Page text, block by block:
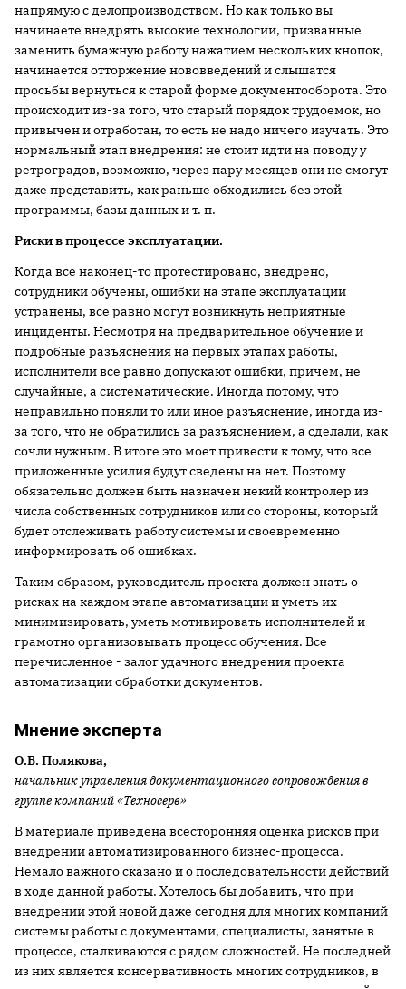
напрямую с делопроизводством. Но как только вы
начинаете внедрять высокие технологии, при­званные
заменить бумажную работу нажатием нескольких кнопок,
начинается отторжение нововведений и слышатся
просьбы вернуться к старой форме документооборота. Это
происходит из-за того, что старый порядок трудоемок, но
привычен и отработан, то есть не надо ничего изучать. Это
нормальный этап внедрения: не стоит идти на поводу у
ретроградов, возможно, через пару месяцев они не смогут
даже представить, как раньше обходились без этой
программы, базы данных и т. п.
Риски в процессе эксплуатации.
Когда все наконец-то протестировано, внедрено,
сотрудники обучены, ошибки на этапе эксплуатации
устранены, все равно могут возникнуть неприятные
инциденты. Несмотря на предварительное обучение и
подробные разъяснения на первых этапах работы,
исполнители все равно допускают ошибки, причем, не
случайные, а систематические. Иногда потому, что
неправильно поняли то или иное разъяснение, иногда из-
за того, что не обратились за разъяснением, а сделали, как
сочли нужным. В итоге это мо­ет привести к тому, что все
приложенные усилия будут сведены на нет. Поэтому
обяза­тельно должен быть назначен некий контролер из
числа собственных сотрудников или со стороны, который
будет отслеживать работу системы и своевременно
информиро­вать об ошибках.
Таким образом, руководитель проекта должен знать о
рисках на каждом этапе автоматизации и уметь их
минимизировать, уметь мотивировать исполнителей и
грамотно организовывать процесс обучения. Все
перечисленное - залог удачного внедрения проекта
автоматизации обработки документов.
Мнение эксперта
О.Б. Полякова,
начальник управления документационного сопровождения в
группе компаний «Техносерв»
В материале приведена всесторонняя оценка рисков при
внедрении автоматизированного бизнес-процесса.
Немало важного сказано и о последовательности действий
в ходе данной работы. Хотелось бы добавить, что при
внедрении этой новой даже сегодня для многих компаний
системы работы с документами, специалисты, занятые в
процессе, сталкиваются с рядом сложностей. Не последней
из них является консервативность многих сотрудников, в